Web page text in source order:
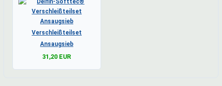
Verschleißteilset
Ansaugsieb
31,20 EUR